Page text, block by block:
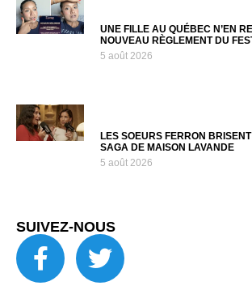
UNE FILLE AU QUÉBEC N’EN
NOUVEAU RÈGLEMENT DU
5 août 2026
LES SOEURS FERRON
SAGA DE MAISON LAVANDE
5 août 2026
SUIVEZ-NOUS